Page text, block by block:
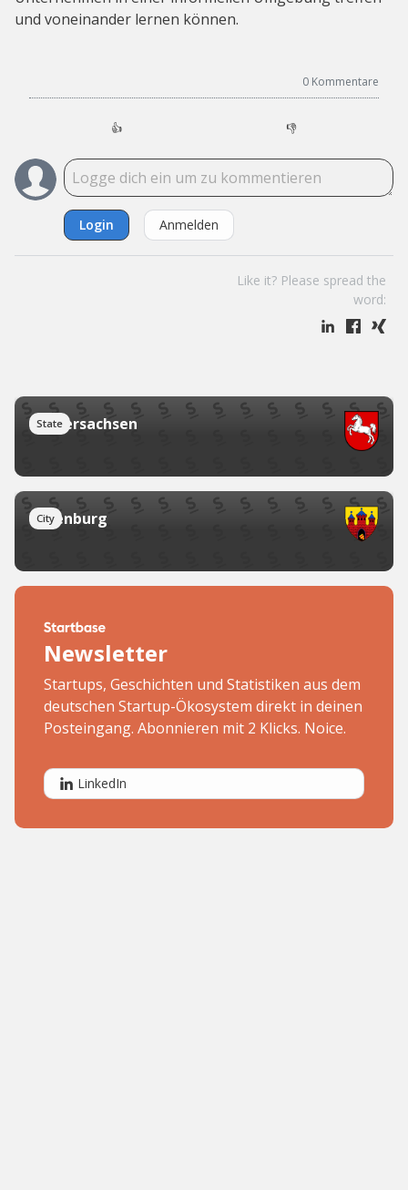
und voneinander lernen können.
0 Kommentare
👍 👎
Login Anmelden
Like it? Please spread the
word:
State
Niedersachsen
City
Oldenburg
Newsletter
Startups, Geschichten und Statistiken aus dem
deutschen Startup-Ökosystem direkt in deinen
Posteingang. Abonnieren mit 2 Klicks. Noice.
LinkedIn